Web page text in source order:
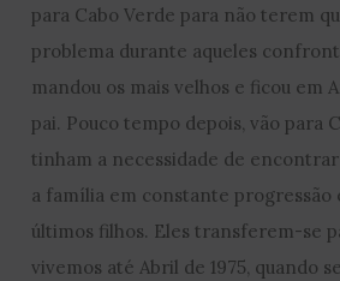
para Cabo Verde para não terem
problema durante aqueles
mandou os mais velhos e ficou em
pai. Pouco tempo depois, vão para
tinham a necessidade de
a família em constante progressão
últimos filhos. Eles transferem-se
vivemos até Abril de 1975, quando